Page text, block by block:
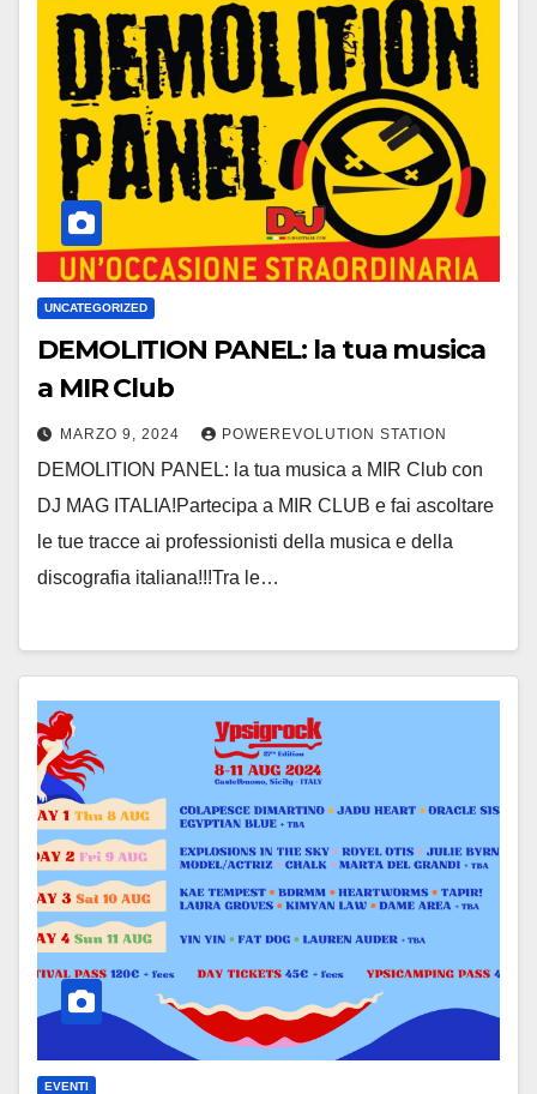
UNCATEGORIZED
DEMOLITION PANEL: la tua musica
a MIR Club
MARZO 9, 2024 POWEREVOLUTION STATION
DEMOLITION PANEL: la tua musica a MIR Club con
DJ MAG ITALIA!Partecipa a MIR CLUB e fai ascoltare
le tue tracce ai professionisti della musica e della
discografia italiana!!!Tra le…
EVENTI